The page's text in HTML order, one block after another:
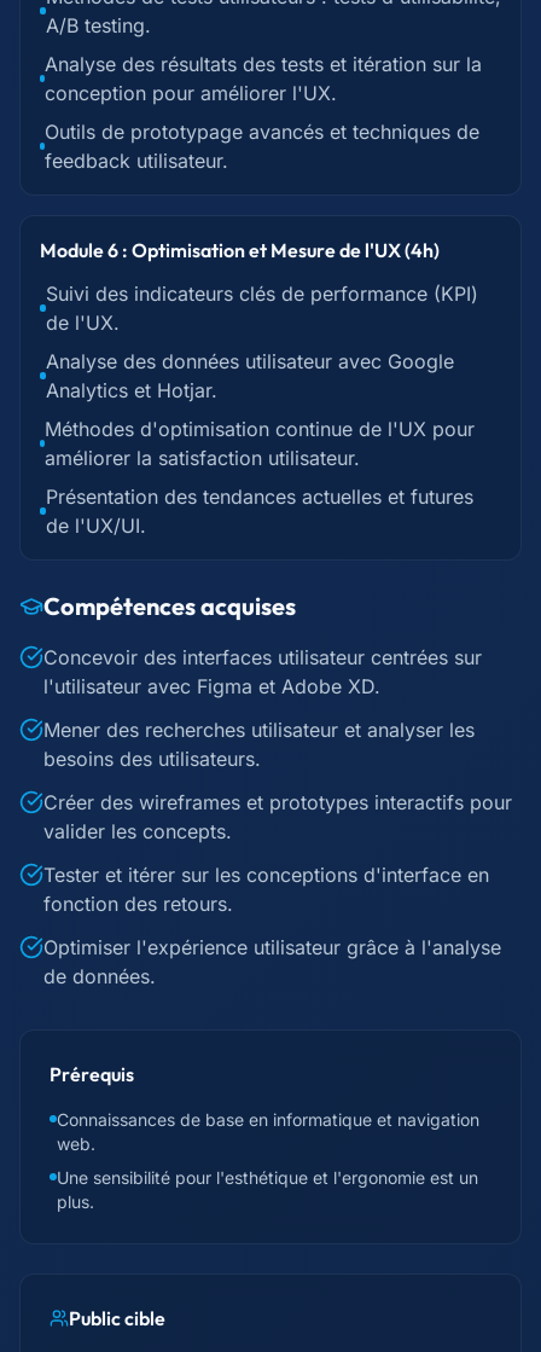
A/B testing.
Analyse des résultats des tests et itération sur la
conception pour améliorer l'UX.
Outils de prototypage avancés et techniques de
feedback utilisateur.
Module 6 : Optimisation et Mesure de l'UX (4h)
Suivi des indicateurs clés de performance (KPI)
de l'UX.
Analyse des données utilisateur avec Google
Analytics et Hotjar.
Méthodes d'optimisation continue de l'UX pour
améliorer la satisfaction utilisateur.
Présentation des tendances actuelles et futures
de l'UX/UI.
Compétences acquises
Concevoir des interfaces utilisateur centrées sur
l'utilisateur avec Figma et Adobe XD.
Mener des recherches utilisateur et analyser les
besoins des utilisateurs.
Créer des wireframes et prototypes interactifs pour
valider les concepts.
Tester et itérer sur les conceptions d'interface en
fonction des retours.
Optimiser l'expérience utilisateur grâce à l'analyse
de données.
Prérequis
Connaissances de base en informatique et navigation
web.
Une sensibilité pour l'esthétique et l'ergonomie est un
plus.
Public cible